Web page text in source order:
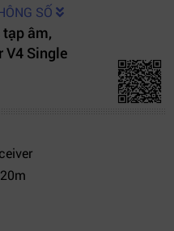
g
– 5.4 V
(Noise Reduction) lựa chọn
SỐ
âm,
V4 Single